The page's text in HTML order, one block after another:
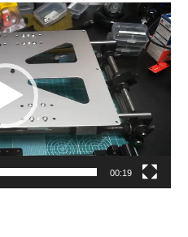
00:19